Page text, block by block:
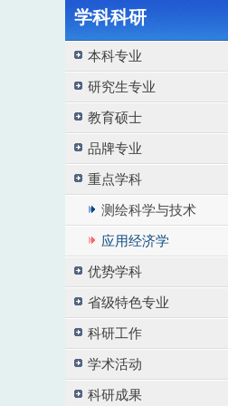
学科科研
本科专业
研究生专业
教育硕士
品牌专业
重点学科
测绘科学与技术
应用经济学
优势学科
省级特色专业
科研工作
学术活动
科研成果